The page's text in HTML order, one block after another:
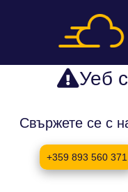
Уеб
Свържете се с
+359 893 560 371